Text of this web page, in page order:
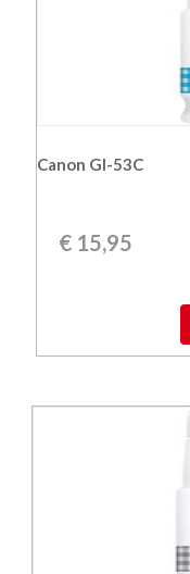
Canon GI-53C
€15,95